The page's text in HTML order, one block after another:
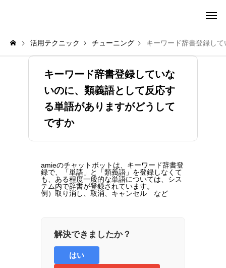
活用テクニック チューニング キーワード辞書登録し
キーワード辞書登録していな
いのに、類義語として反応す
る単語がありますがどうして
ですか
amieのチャットボットは、キーワード辞書登
録で、「単語」と「類義語」を登録しなくて
も、ある程度一般的な単語については、シス
テム内で辞書が登録されています。
例）取り消し、取消、キャンセル など
解決できましたか？
はい